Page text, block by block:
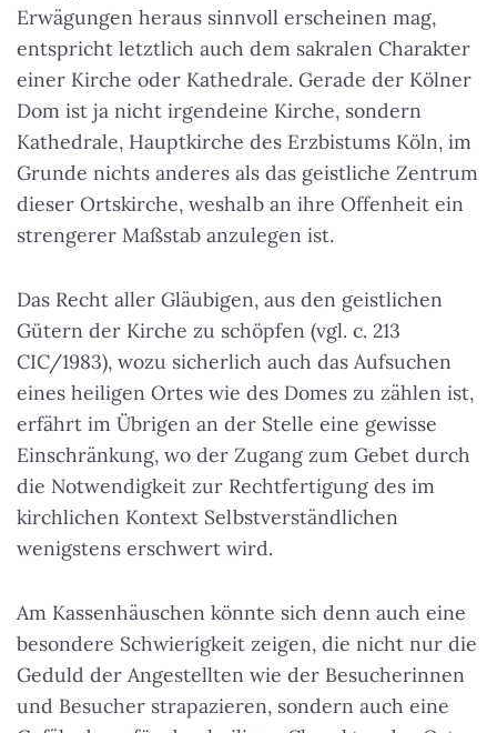
Erwägungen heraus sinnvoll erscheinen mag,
entspricht letztlich auch dem sakralen Charakter
einer Kirche oder Kathedrale. Gerade der Kölner
Dom ist ja nicht irgendeine Kirche, sondern
Kathedrale, Hauptkirche des Erzbistums Köln, im
Grunde nichts anderes als das geistliche Zentrum
dieser Ortskirche, weshalb an ihre Offenheit ein
strengerer Maßstab anzulegen ist.
Das Recht aller Gläubigen, aus den geistlichen
Gütern der Kirche zu schöpfen (vgl. c. 213
CIC/1983), wozu sicherlich auch das Aufsuchen
eines heiligen Ortes wie des Domes zu zählen ist,
erfährt im Übrigen an der Stelle eine gewisse
Einschränkung, wo der Zugang zum Gebet durch
die Notwendigkeit zur Rechtfertigung des im
kirchlichen Kontext Selbstverständlichen
wenigstens erschwert wird.
Am Kassenhäuschen könnte sich denn auch eine
besondere Schwierigkeit zeigen, die nicht nur die
Geduld der Angestellten wie der Besucherinnen
und Besucher strapazieren, sondern auch eine